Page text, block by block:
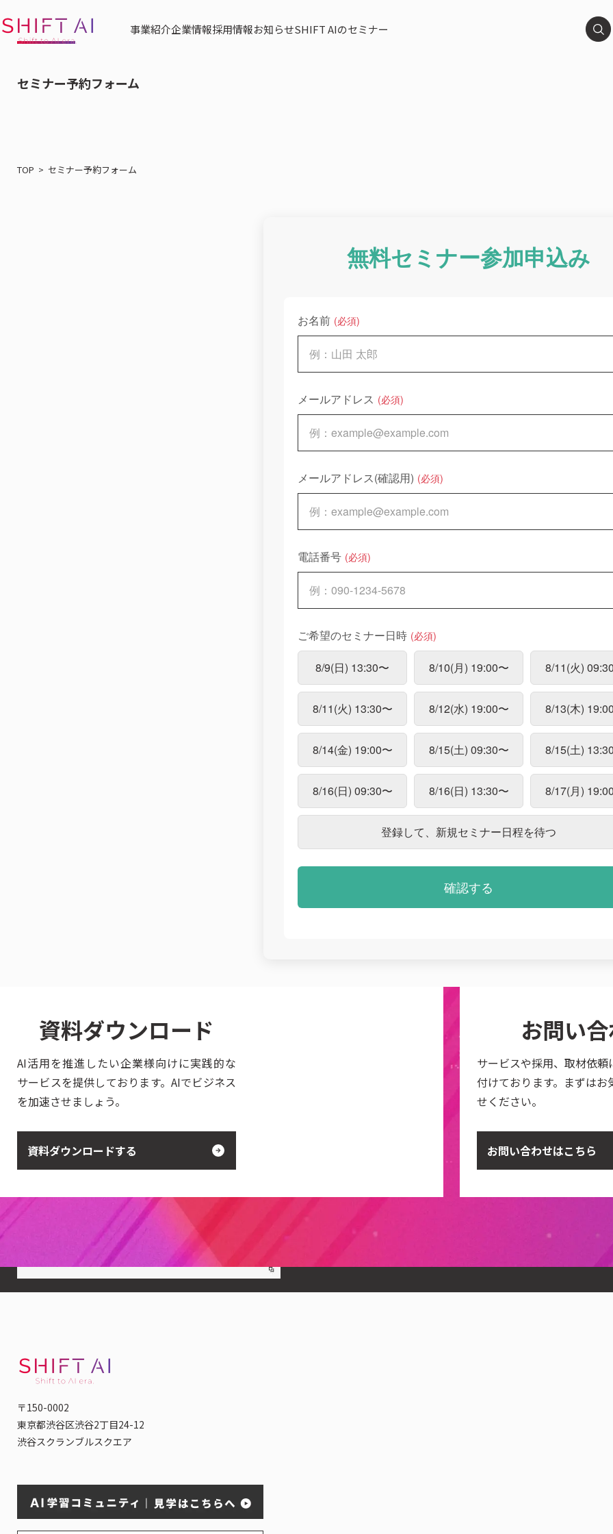
事業紹介企業情報採用情報お知らせSHIFT AIのセミナー
セミナー予約フォーム
TOP セミナー予約フォーム
無料セミナー参加申込み
お名前 (必須)
メールアドレス (必須)
メールアドレス(確認用) (必須)
電話番号 (必須)
ご希望のセミナー日時 (必須)
8/9(日) 13:30〜 8/10(月) 19:00〜 8/11(火)
8/11(火) 13:30〜 8/12(水) 19:00〜 8/13(木)
8/14(金) 19:00〜 8/15(土) 09:30〜 8/15(土)
8/16(日) 09:30〜 8/16(日) 13:30〜 8/17(月)
登録して、新規セミナー日程を待つ
資料ダウンロード
AI活用を推進したい企業様向けに実践的な
サービスを提供しております。AIでビジネス
を加速させましょう。
資料ダウンロードする
お問い
サービスや採用、取材依頼
付けております。まずはお
せください。
お問い合わせはこちら
当社代表の木内は、「一般社団法人生成AI活用普及協会（
GUGAは、生成AIの社会実装を通じて産業の再構築を目指
〒150-0002
東京都渋谷区渋谷2丁目24-12
渋谷スクランブルスクエア